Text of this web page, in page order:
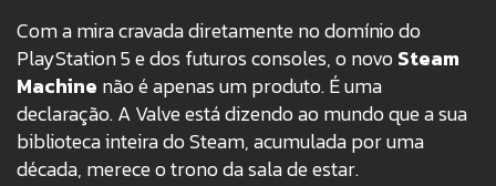
Com a mira cravada diretamente no domínio do
PlayStation 5 e dos futuros consoles, o novoSteam
Machine não é apenas um produto. É uma
declaração. A Valve está dizendo ao mundo que a sua
biblioteca inteira do Steam, acumulada por uma
década, merece o trono da sala de estar.